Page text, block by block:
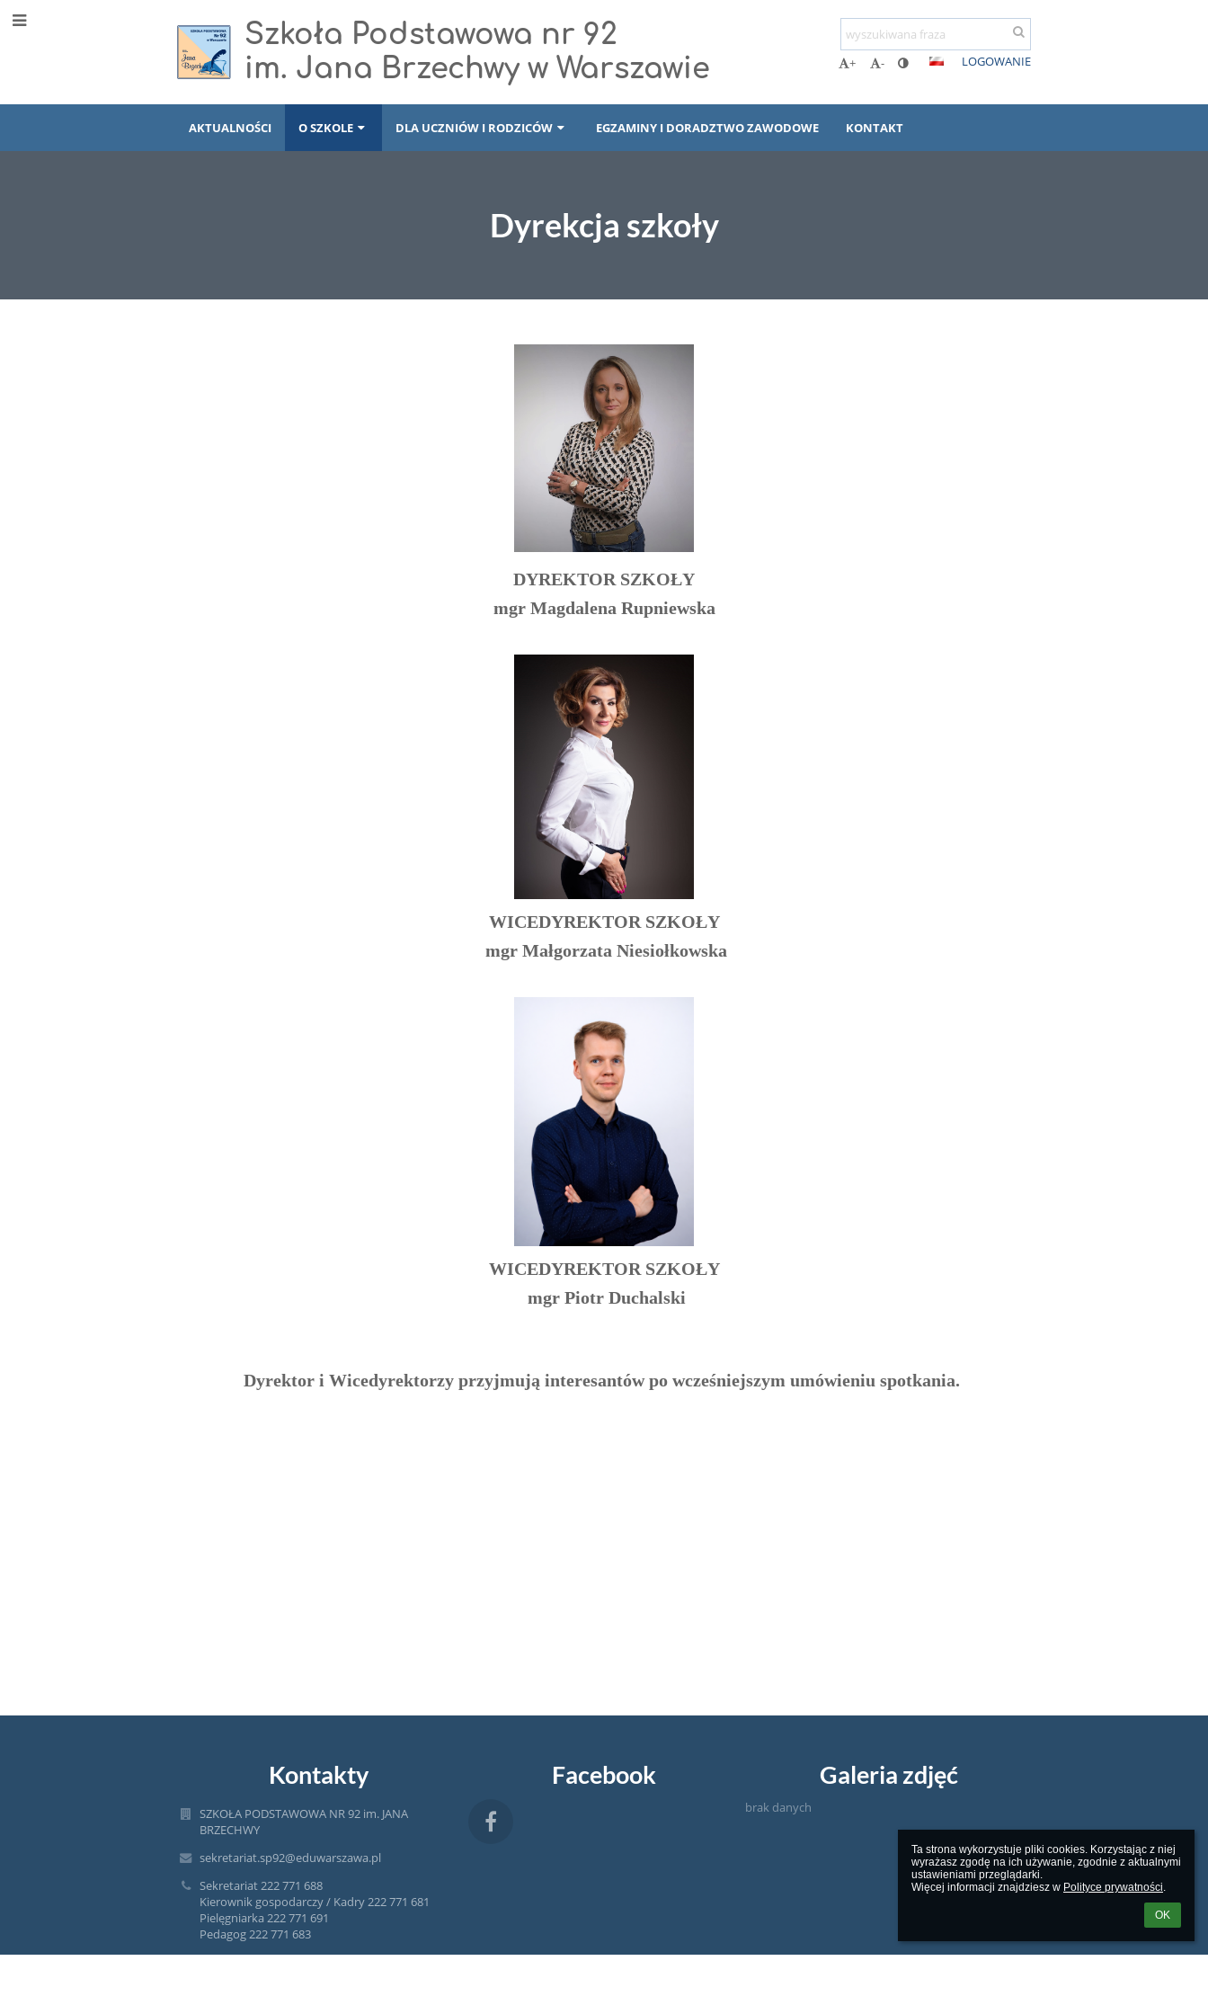
Ta strona wykorzystuje pliki cookies. Korzystając z niej
wyrażasz zgodę na ich używanie, zgodnie z aktualnymi
ustawieniami przeglądarki.
Więcej informacji znajdziesz w Polityce prywatności.
OK
Szkoła Podstawowa nr 92
im. Jana Brzechwy w Warszawie
+ - LOGOWANIE
AKTUALNOŚCI O SZKOLE DLA UCZNIÓW I RODZICÓW EGZAMINY I DORADZTWO ZAWODOWE KONTAKT
Dyrekcja szkoły
DYREKTOR SZKOŁY
mgr Magdalena Rupniewska
WICEDYREKTOR SZKOŁY
mgr Małgorzata Niesiołkowska
WICEDYREKTOR SZKOŁY
mgr Piotr Duchalski
Dyrektor i Wicedyrektorzy przyjmują interesantów po wcześniejszym umówieniu spotkania.
Kontakty
SZKOŁA PODSTAWOWA NR 92 im. JANA
BRZECHWY
sekretariat.sp92@eduwarszawa.pl
Sekretariat 222 771 688
Kierownik gospodarczy / Kadry 222 771 681
Pielęgniarka 222 771 691
Pedagog 222 771 683
Facebook Galeria zdjęć
brak danych